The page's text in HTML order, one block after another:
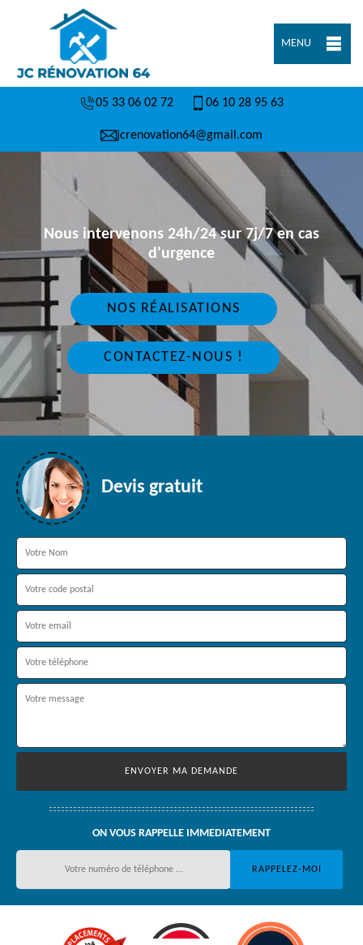
MENU
05 33 06 02 72 06 10 28 95 63
jcrenovation64@gmail.com
Nous intervenons 24h/24 sur 7j/7 en cas
d'urgence
NOS RÉALISATIONS
CONTACTEZ-NOUS !
Devis gratuit
ON VOUS RAPPELLE IMMEDIATEMENT